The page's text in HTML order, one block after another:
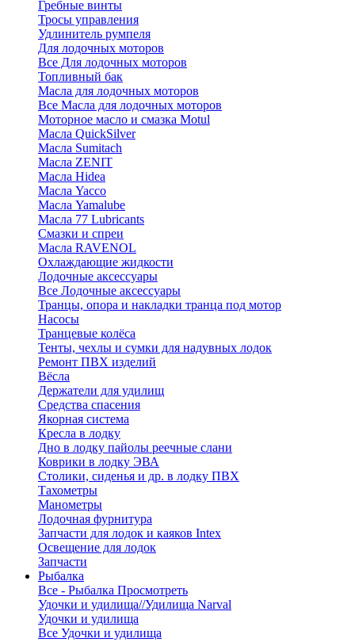
Гребные винты
Тросы управления
Удлинитель румпеля
Для лодочных моторов
Все Для лодочных моторов
Топливный бак
Масла для лодочных моторов
Все Масла для лодочных моторов
Моторное масло и смазка Motul
Масла QuickSilver
Масла Sumitach
Масла ZENIT
Масла Hidea
Масла Yacco
Масла Yamalube
Масла 77 Lubricants
Смазки и спреи
Масла RAVENOL
Охлаждающие жидкости
Лодочные аксессуары
Все Лодочные аксессуары
Транцы, опора и накладки транца под мотор
Насосы
Транцевые колёса
Тенты, чехлы и сумки для надувных лодок
Ремонт ПВХ изделий
Вёсла
Держатели для удилищ
Средства спасения
Якорная система
Кресла в лодку
Дно в лодку пайолы реечные слани
Коврики в лодку ЭВА
Столики, сиденья и др. в лодку ПВХ
Тахометры
Манометры
Лодочная фурнитура
Запчасти для лодок и каяков Intex
Освещение для лодок
Запчасти
Рыбалка
Все - Рыбалка Просмотреть
Удочки и удилища//Удилища Narval
Удочки и удилища
Все Удочки и удилища